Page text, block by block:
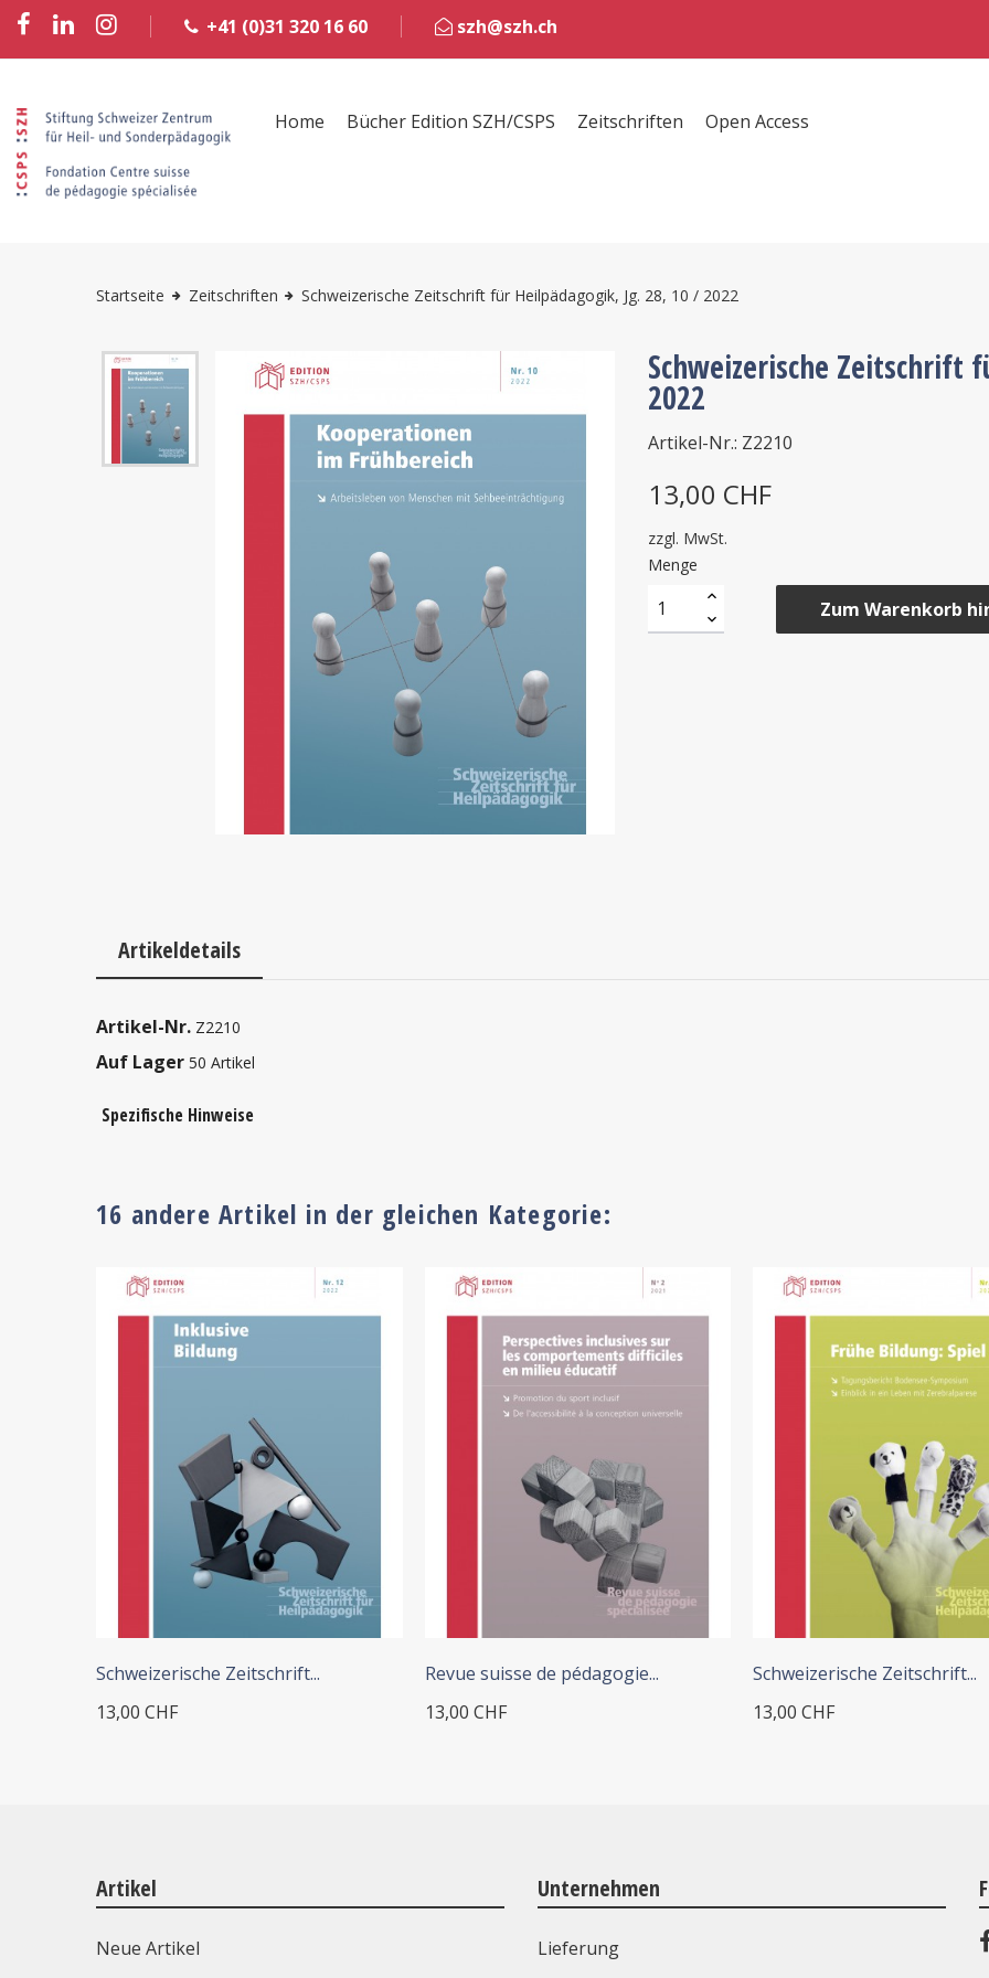
+41 (0)31 320 16 60 szh@szh.ch
Home Bücher Edition SZH/CSPS Zeitschriften Open Access
Startseite Zeitschriften Schweizerische Zeitschrift für Heilpädagogik, Jg. 28, 10 / 2022
Schweizerische Zeitschrift
2022
Artikel-Nr.: Z2210
13,00 CHF
zzgl. MwSt.
Menge
Zum Warenkorb
Artikeldetails
Artikel-Nr. Z2210
Auf Lager 50 Artikel
Spezifische Hinweise
16 andere Artikel in der gleichen Kategorie:
Schweizerische Zeitschrift...
13,00 CHF
Revue suisse de pédagogie...
13,00 CHF
+ IN DEN WARENKORB
Schweizerische Zeitschrift...
13,00 CHF
Artikel
Neue Artikel
Unternehmen
Lieferung